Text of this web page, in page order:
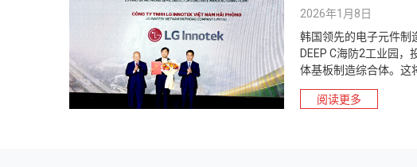
2026年1月8日
韩国领先的电子元件制
DEEP C海防2工业园
体基板制造综合体。这
阅读更多